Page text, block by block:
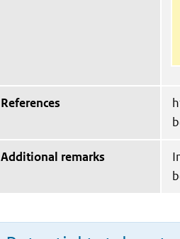
References
Additional remarks